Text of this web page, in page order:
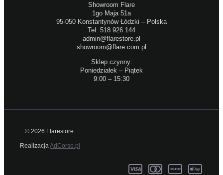
Showroom Flare
1go Maja 51a
95-050 Konstantynów Łódzki – Polska
Tel: 518 926 144
admin@flarestore.pl
showroom@flare.com.pl
Sklep czynny:
Poniedziałek – Piątek
9:00 – 15:30
© 2026 Flarestore.
RealizacjaAdCorso.pl